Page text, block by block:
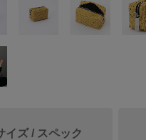
イズ / スペック